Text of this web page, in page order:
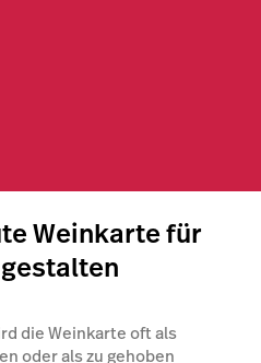
Weinkarte für
die Weinkarte oft als
oder als zu gehoben